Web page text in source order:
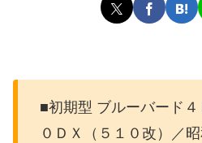
■初期型 ブルーバード
０ＤＸ（５１０改）／